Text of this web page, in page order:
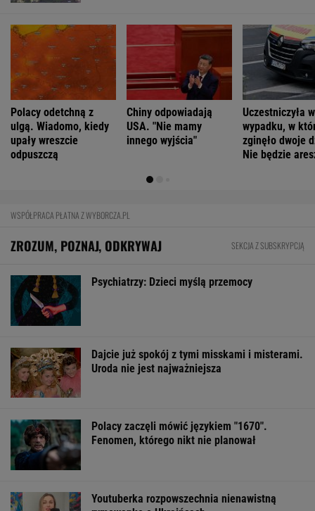
Polacy odetchną z
ulgą. Wiadomo, kiedy
upały wreszcie
odpuszczą
Chiny odpowiadają
USA. "Nie mamy
innego wyjścia"
Uczestniczyła w
wypadku, w
zginęło dwoje
Nie będzie
WSPÓŁPRACA PŁATNA Z WYBORCZA.PL
ZROZUM, POZNAJ, ODKRYWAJ SEKCJA Z SUBSKRYPCJĄ
Psychiatrzy: Dzieci myślą przemocy
Dajcie już spokój z tymi misskami i misterami.
Uroda nie jest najważniejsza
Polacy zaczęli mówić językiem "1670".
Fenomen, którego nikt nie planował
Youtuberka rozpowszechnia nienawistną